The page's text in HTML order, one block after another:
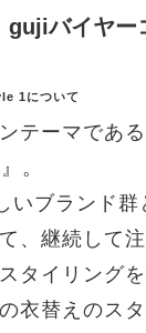
gujiバイヤー
1について
テーマであ
。
いブランド群
、継続して
タイリング
衣替えのスタ